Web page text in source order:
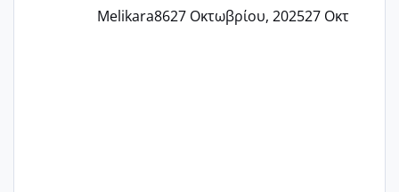
Melikara8627 Οκτωβρίου, 202527 Οκτ